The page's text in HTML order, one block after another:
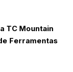
TC Mountain
Ferramentas